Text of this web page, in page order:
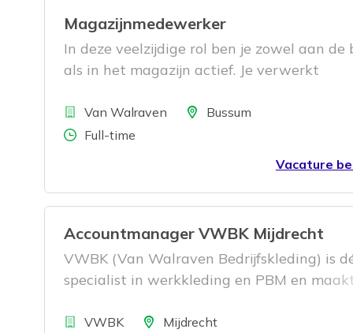
Magazijnmedewerker
In deze veelzijdige rol ben je zowel aan de
als in het magazijn actief. Je verwerkt
georganiseerde opslag en klaarmaakte
bestellingen. Aan de balie beantwoord je
ondersteuning bij de verkoop. Ook help je
met het tillen van zwaardere items en
samen in een klein, hecht team.
BedrijfVan Walraven LocatieBussum
Aantal uren
Full-time
Vacature
Accountmanager VWBK Mijdrecht
VWBK (Van Walraven Bedrijfskleding) is
specialist in werkkleding en PBM en
vestiging in Mijdrecht werken we dagelijks
BedrijfVWBKLocatieMijdrecht